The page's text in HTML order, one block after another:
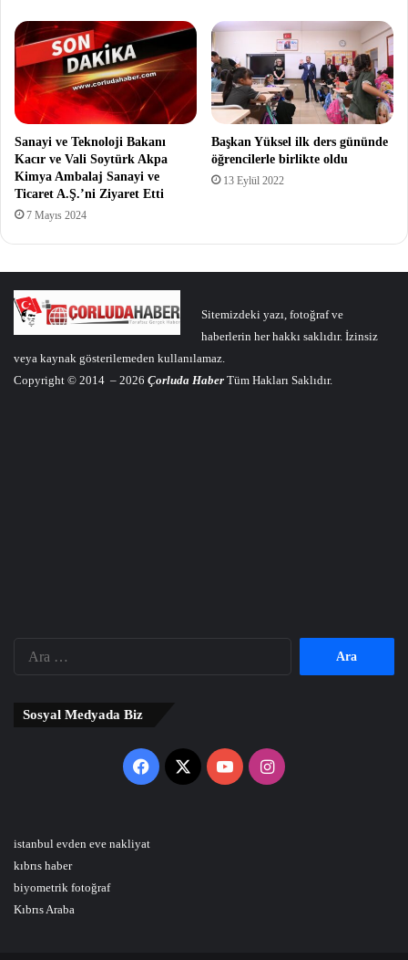
Sanayi ve Teknoloji Bakanı
Kacır ve Vali Soytürk Akpa
Kimya Ambalaj Sanayi ve
Ticaret A.Ş.’ni Ziyaret Etti
7 Mayıs 2024
Başkan Yüksel ilk ders gününde
öğrencilerle birlikte oldu
13 Eylül 2022
Sitemizdeki yazı, fotoğraf ve
haberlerin her hakkı saklıdır. İzinsiz
veya kaynak gösterilemeden kullanılamaz.
Copyright © 2014 – 2026 Çorluda Haber Tüm Hakları Saklıdır.
Sosyal Medyada Biz
Facebook
X YouTubeInstagram
istanbul evden eve nakliyat
kıbrıs haber
biyometrik fotoğraf
Kıbrıs Araba